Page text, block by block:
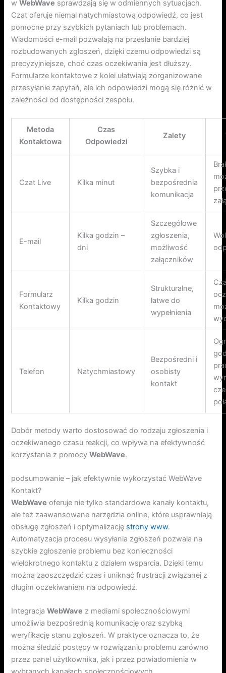
wWebWave sprawdzają się w odmiennych sytuacjach.
Czat oferuje niemal natychmiastową odpowiedź, co jest
pomocne przy szybkich pytaniach lub problemach.
Wiadomości e-mail pozwalają na przesłanie bardziej
rozbudowanych zgłoszeń, dzięki czemu odpowiedzi są
precyzyjniejsze, choć czas oczekiwania jest dłuższy.
Formularze kontaktowe z kolei ułatwiają zorganizowane
przesyłanie zapytań, ale ich odpowiedzi mogą się różnić w
zależności od dostępności zespołu.
Metoda
Kontaktowa
Czas
Odpowiedzi
Zalety
Czat Live Kilka minut
Szybka i
bezpośrednia
komunikacja
E-mail
Kilka godzin –
dni
Szczegółowe
zgłoszenia,
możliwość
załączników
Formularz
Kontaktowy
Kilka godzin
Strukturalne,
łatwe do
wypełnienia
Telefon Natychmiastowy
Bezpośredni i
osobisty
kontakt
Dobór metody warto dostosować do rodzaju zgłoszenia i
oczekiwanego czasu reakcji, co wpływa na efektywność
korzystania z pomocyWebWave.
podsumowanie – jak efektywnie wykorzystać WebWave
Kontakt?
WebWave oferuje nie tylko standardowe kanały kontaktu,
ale też zaawansowane narzędzia online, które usprawniają
obsługę zgłoszeń i optymalizację strony www.
Automatyzacja procesu wysyłania zgłoszeń pozwala na
szybkie zgłoszenie problemu bez konieczności
wielokrotnego kontaktu z działem wsparcia. Dzięki temu
można zaoszczędzić czas i uniknąć frustracji związanej z
długim oczekiwaniem na odpowiedź.
IntegracjaWebWave z mediami społecznościowymi
umożliwia bezpośrednią komunikację oraz szybką
weryfikację stanu zgłoszeń. W praktyce oznacza to, że
można śledzić postępy w rozwiązaniu problemu zarówno
przez panel użytkownika, jak i przez powiadomienia w